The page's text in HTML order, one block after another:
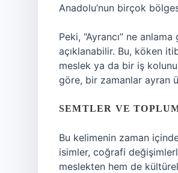
Anadolu’nun birçok
Peki, “Ayrancı” ne
açıklanabilir. Bu, köken
meslek ya da bir iş kolunu
göre, bir zamanlar ayran
SEMTLER VE
Bu kelimenin zaman
isimler, coğrafi
meslekten hem de